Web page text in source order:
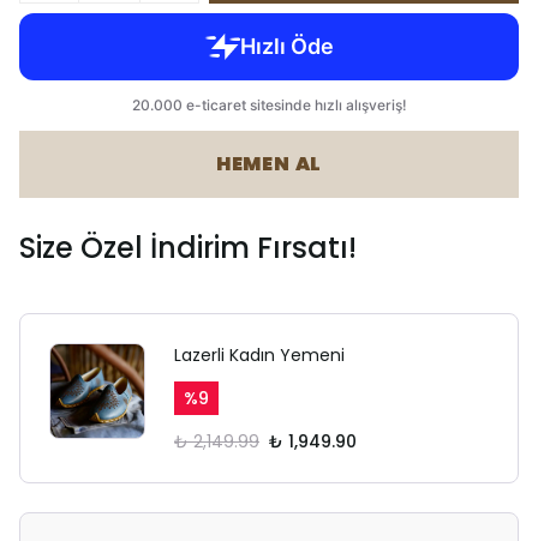
HEMEN AL
Size Özel İndirim Fırsatı!
Lazerli Kadın Yemeni
%9
₺ 2,149.99 ₺ 1,949.90